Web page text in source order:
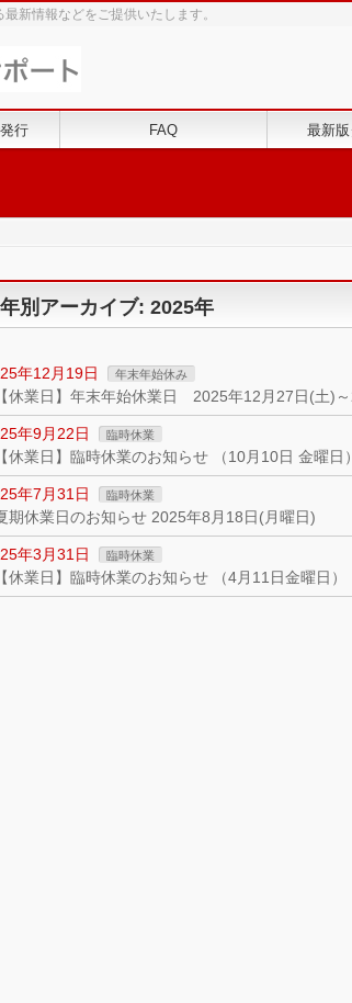
新情報などをご提供いたします。
行 FAQ 最新
年別アーカイブ: 2025年
年12月19日 年末年始休み
【休業日】年末年始休業日 2025年12月27日(土)
年9月22日 臨時休業
【休業日】臨時休業のお知らせ （10月10日 金曜日）
年7月31日 臨時休業
期休業日のお知らせ 2025年8月18日(月曜日)
年3月31日 臨時休業
【休業日】臨時休業のお知らせ （4月11日金曜日）